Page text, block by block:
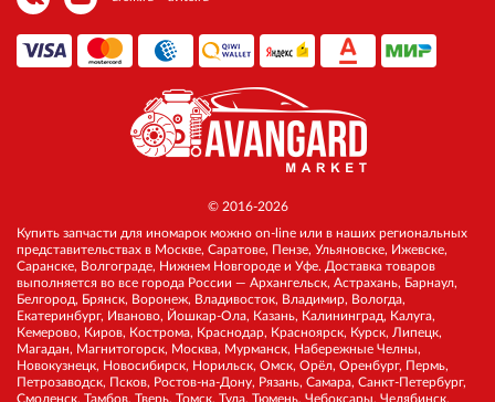
© 2016-2026
Купить запчасти для иномарок можно on-line или в наших региональных
представительствах в Москве, Саратове, Пензе, Ульяновске, Ижевске,
Саранске, Волгограде, Нижнем Новгороде и Уфе. Доставка товаров
выполняется во все города России — Архангельск, Астрахань, Барнаул,
Белгород, Брянск, Воронеж, Владивосток, Владимир, Вологда,
Екатеринбург, Иваново, Йошкар-Ола, Казань, Калининград, Калуга,
Кемерово, Киров, Кострома, Краснодар, Красноярск, Курск, Липецк,
Магадан, Магнитогорск, Москва, Мурманск, Набережные Челны,
Новокузнецк, Новосибирск, Норильск, Омск, Орёл, Оренбург, Пермь,
Петрозаводск, Псков, Ростов-на-Дону, Рязань, Самара, Санкт-Петербург,
Смоленск, Тамбов, Тверь, Томск, Тула, Тюмень, Чебоксары, Челябинск,